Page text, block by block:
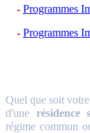
Programmes
Programmes
Quel que soit
d'une résidence
régime commun